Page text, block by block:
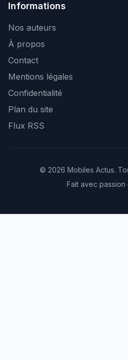
Informations
Nos auteurs
À propos
Contact
Mentions légales
Confidentialité
Plan du site
Flux RSS
© 2026 Mobiles Actus.
Fait avec passion